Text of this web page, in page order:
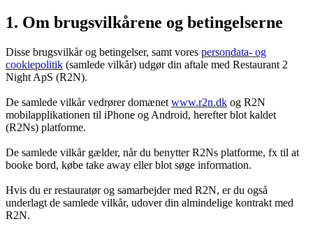
1. Om brugsvilkårene og betingelserne
Disse brugsvilkår og betingelser, samt vores persondata- og
cookiepolitik (samlede vilkår) udgør din aftale med Restaurant 2
Night ApS (R2N).
De samlede vilkår vedrører domænet www.r2n.dk og R2N
mobilapplikationen til iPhone og Android, herefter blot kaldet
(R2Ns) platforme.
De samlede vilkår gælder, når du benytter R2Ns platforme, fx til at
booke bord, købe take away eller blot søge information.
Hvis du er restauratør og samarbejder med R2N, er du også
underlagt de samlede vilkår, udover din almindelige kontrakt med
R2N.